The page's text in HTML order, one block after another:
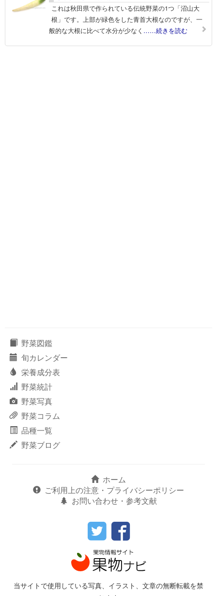
これは秋田県で作られている伝統野菜の1つ「沼山大
根」です。上部が緑色をした青首大根なのですが、一
般的な大根に比べて水分が少なく ……続きを読む
野菜図鑑
旬カレンダー
栄養成分表
野菜統計
野菜写真
野菜コラム
品種一覧
野菜ブログ
ホーム
ご利用上の注意・プライバシーポリシー
お問い合わせ・参考文献
当サイトで使用している写真、イラスト、文章の無断転載を禁